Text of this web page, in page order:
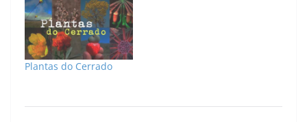
Plantas do Cerrado